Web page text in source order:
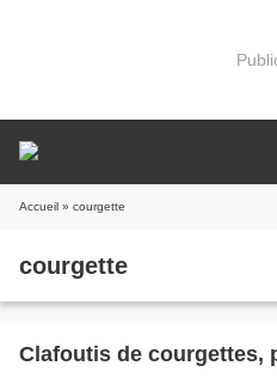
Accueil » courgette
courgette
Clafoutis de courgettes,